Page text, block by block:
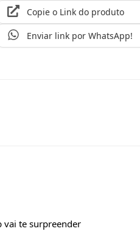
Copie o Link do produto
Enviar link por WhatsApp!
vai te surpreender